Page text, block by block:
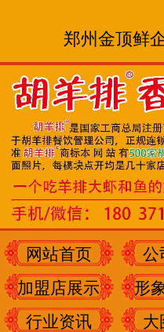
郑州金顶鲜
网站首页 公
加盟店展示
形
行业资讯
大